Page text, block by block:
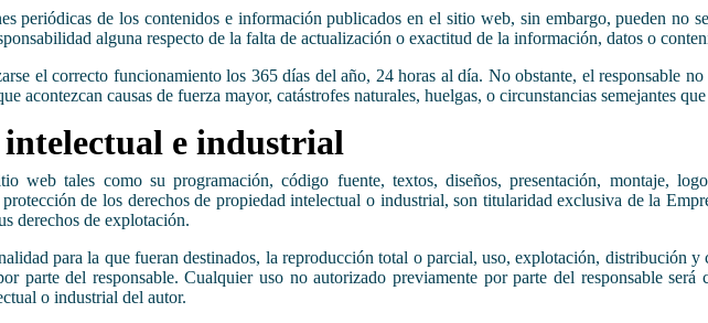
periódicas de los contenidos e información publicados en el sitio web, sin embargo, pueden no
alguna respecto de la falta de actualización o exactitud de la información, datos o
el correcto funcionamiento los 365 días del año, 24 horas al día. No obstante, el responsable
acontezcan causas de fuerza mayor, catástrofes naturales, huelgas, o circunstancias semejantes
e industrial
web tales como su programación, código fuente, textos, diseños, presentación, montaje,
de los derechos de propiedad intelectual o industrial, son titularidad exclusiva de la
derechos de explotación.
para la que fueran destinados, la reproducción total o parcial, uso, explotación, distribución
parte del responsable. Cualquier uso no autorizado previamente por parte del responsable
o industrial del autor.